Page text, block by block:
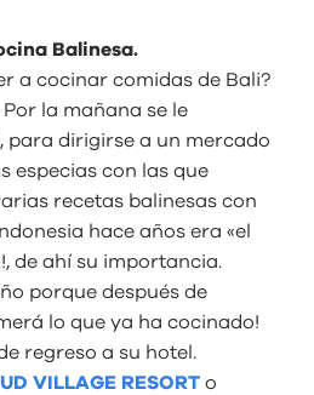
Balinesa.
a cocinar comidas de Bali?
la mañana se le
para dirigirse a un mercado
especias con las que
recetas balinesas con
hace años era «el
de ahí su importancia.
porque después de
lo que ya ha cocinado!
regreso a su hotel.
VILLAGE RESORT o